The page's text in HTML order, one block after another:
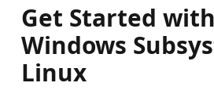
Get Started
Windows
Linux